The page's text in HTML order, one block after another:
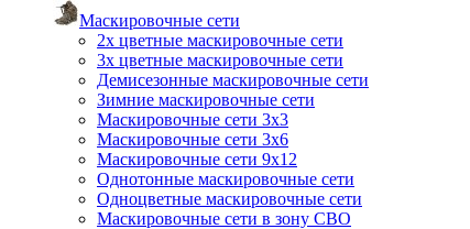
Маскировочные сети
2х цветные маскировочные сети
3х цветные маскировочные сети
Демисезонные маскировочные сети
Зимние маскировочные сети
Маскировочные сети 3х3
Маскировочные сети 3х6
Маскировочные сети 9х12
Однотонные маскировочные сети
Одноцветные маскировочные сети
Маскировочные сети в зону СВО